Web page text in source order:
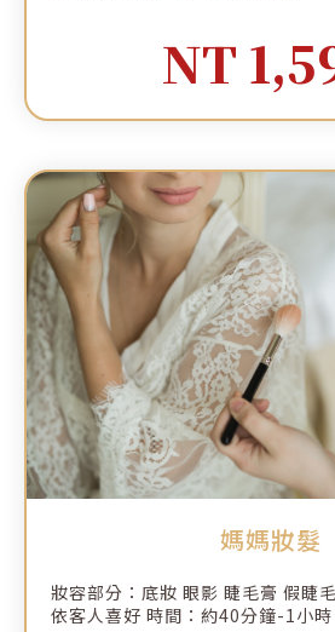
NT
媽媽妝髮
妝容部分：底妝 眼影 睫毛膏 假睫
依客人喜好 時間：約40分鐘-1小時